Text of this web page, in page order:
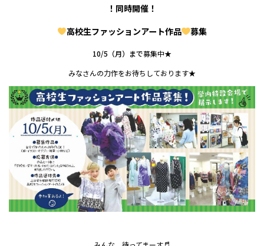
！同時開催！
高校生ファッションアート作品
募集
10/5（月）まで募集中★
みなさんの力作をお待ちしております★